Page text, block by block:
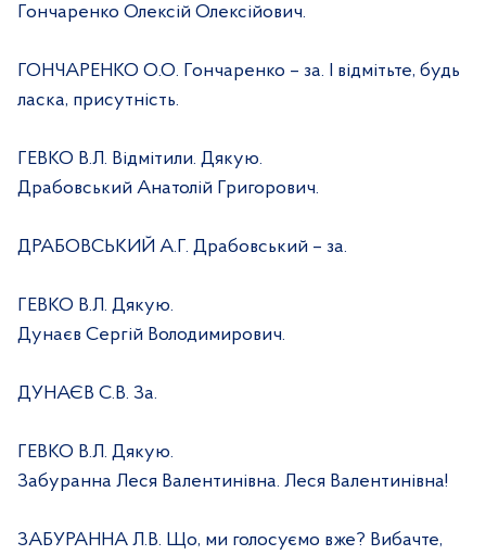
Гончаренко Олексій Олексійович.
ГОНЧАРЕНКО О.О. Гончаренко – за. І відмітьте, будь
ласка, присутність.
ГЕВКО В.Л. Відмітили. Дякую.
Драбовський Анатолій Григорович.
ДРАБОВСЬКИЙ А.Г. Драбовський – за.
ГЕВКО В.Л. Дякую.
Дунаєв Сергій Володимирович.
ДУНАЄВ С.В. За.
ГЕВКО В.Л. Дякую.
Забуранна Леся Валентинівна. Леся Валентинівна!
ЗАБУРАННА Л.В. Що, ми голосуємо вже? Вибачте,